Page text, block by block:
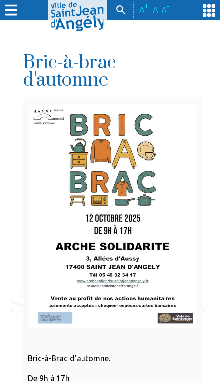
A+ A A-
Bric-à-brac
d'automne
Bric-à-Brac d’automne.
De 9h à 17h